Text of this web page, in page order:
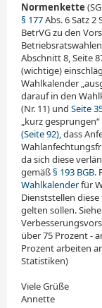
Normenkette
§ 177Abs. 6 Satz 2
BetrVG zu den
Betriebsratswahlen
Abschnitt 8, Seite
(wichtige)
Wahlkalender
darauf in den
(Nr. 11) und Seite
„kurz
(Seite 92),dass
da sich diese
gemäß§ 193 BGB.
Wahlkalenderfür
Dienststellen
gelten sollen.
über 75 Prozent -
Prozent arbeiten
Statistiken)
Viele Grüße
Annette